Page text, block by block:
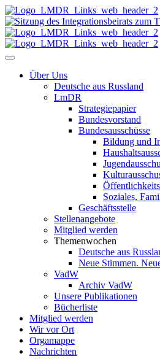
Über Uns
Deutsche aus Russland
LmDR
Strategiepapier
Bundesvorstand
Bundesausschüsse
Bildung und
Soziales,
Geschäftsstelle
Stellenangebote
Mitglied werden
Themenwochen
Deutsche aus
Neue Stimmen.
VadW
Archiv VadW
Unsere Publikationen
Bücherliste
Mitglied werden
Wir vor Ort
Orgamappe
Nachrichten